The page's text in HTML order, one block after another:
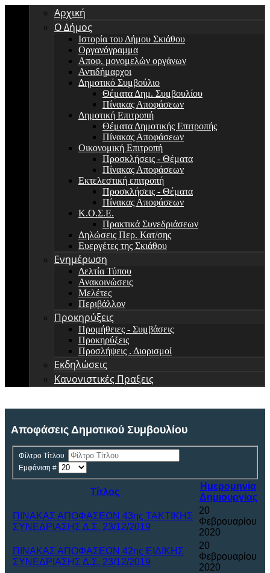
Αρχική
Ο Δήμος
Ιστορία του Δήμου Σκιάθου
Οργανόγραμμα
Αποφ. μονομελών οργάνων
Αντιδήμαρχοι
Δημοτικό Συμβούλιο
Θέματα Δημ. Συμβουλίου
Πίνακας Αποφάσεων
Δημοτική Επιτροπή
Θέματα Δημοτικής Επιτροπής
Πίνακας Αποφάσεων
Οικονομική Επιτροπή
Προσκλήσεις - Θέματα
Πίνακας Αποφάσεων
Εκτελεστική επιτροπή
Προσκλήσεις - Θέματα
Πίνακας Αποφάσεων
Κ.Ο.Σ.Ε.
Πρακτικά Συνεδριάσεων
Δηλώσεις Περ. Κατ/σης
Ευεργέτες της Σκιάθου
Ενημέρωση
Δελτία Τύπου
Ανακοινώσεις
Μελέτες
Περιβάλλον
Προκηρύξεις
Προμήθειες - Συμβάσεις
Προκηρύξεις
Προσλήψεις . Διορισμοί
Εκδηλώσεις
Κανονιστικές Πραξεις
Αποφάσεις Δημοτικού Συμβουλίου
Φίλτρο Τίτλου
Εμφάνιση #
Τίτλος
Ημερομηνία
Δημιουργίας
ΠΙΝΑΚΑΣ ΑΠΟΦΑΣΕΩΝ 43ης ΤΑΚΤΙΚΗΣ
ΣΥΝΕΔΡΙΑΣΗΣ Δ.Σ. 23/12/2019
20
Φεβρουαρίου
2020
ΠΙΝΑΚΑΣ ΑΠΟΦΑΣΕΩΝ 42ης ΕΙΔΙΚΗΣ
ΣΥΝΕΔΡΙΑΣΗΣ Δ.Σ. 23/12/2019
20
Φεβρουαρίου
2020